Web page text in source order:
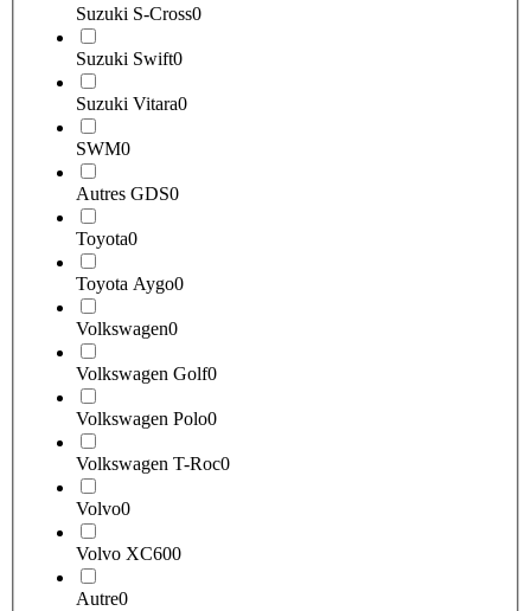
Suzuki S-Cross0
Suzuki Swift0
Suzuki Vitara0
SWM0
Autres GDS0
Toyota0
Toyota Aygo0
Volkswagen0
Volkswagen Golf0
Volkswagen Polo0
Volkswagen T-Roc0
Volvo0
Volvo XC600
Autre0